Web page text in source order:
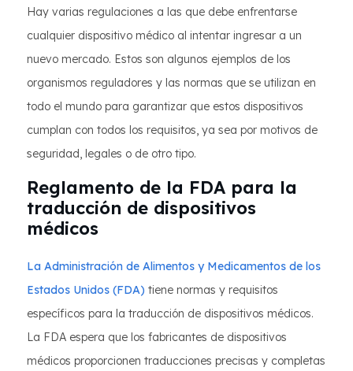
Hay varias regulaciones a las que debe enfrentarse
cualquier dispositivo médico al intentar ingresar a un
nuevo mercado. Estos son algunos ejemplos de los
organismos reguladores y las normas que se utilizan en
todo el mundo para garantizar que estos dispositivos
cumplan con todos los requisitos, ya sea por motivos de
seguridad, legales o de otro tipo.
Reglamento de la FDA para la
traducción de dispositivos
médicos
La Administración de Alimentos y Medicamentos de los
Estados Unidos (FDA) tiene normas y requisitos
específicos para la traducción de dispositivos médicos.
La FDA espera que los fabricantes de dispositivos
médicos proporcionen traducciones precisas y completas